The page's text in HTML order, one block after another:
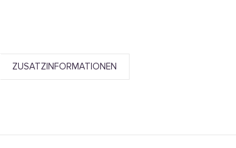
ZUSATZINFORMATIONEN